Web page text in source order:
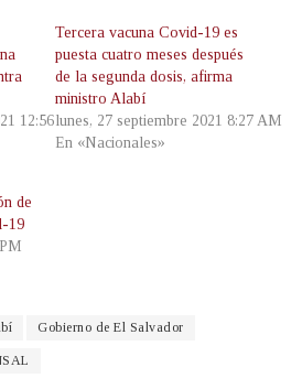
12:56
Tercera vacuna Covid-19 es
puesta cuatro meses después
de la segunda dosis, afirma
ministro Alabí
lunes, 27 septiembre 2021 8:27 AM
En «Nacionales»
de
19
Gobierno de El Salvador